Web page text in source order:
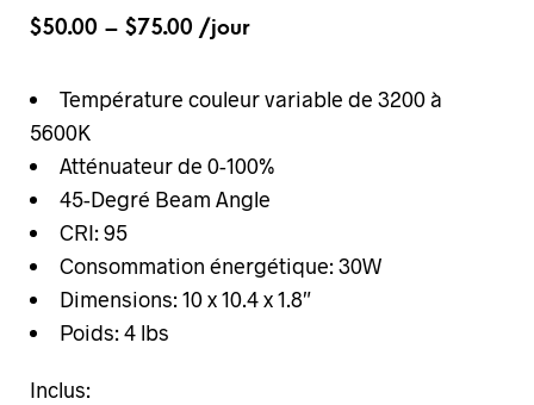
$50.00 – $75.00 /jour
Température couleur variable de 3200 à
5600K
Atténuateur de 0-100%
45-Degré Beam Angle
CRI: 95
Consommation énergétique: 30W
Dimensions: 10 x 10.4 x 1.8″
Poids: 4 lbs
Inclus: